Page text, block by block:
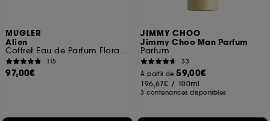
MUGLER
Alien
Coffret Eau de Parfum Florale Ambrée pour Femme
115
97,00€
JIMMY CHOO
Jimmy Choo Man Parfum
Parfum
33
À partir de59,00€
196,67€ / 100ml
3 contenances disponibles